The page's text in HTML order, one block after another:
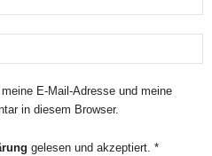
E-Mail-Adresse und meine
in diesem Browser.
gelesen und akzeptiert. *